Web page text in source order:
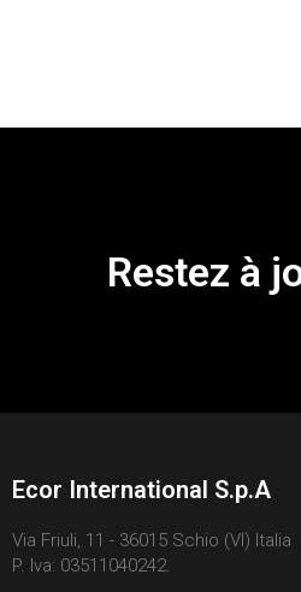
Restez à
Ecor International S.p.A
Via Friuli, 11 - 36015 Schio (VI) Italia
P. Iva: 03511040242.